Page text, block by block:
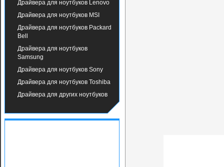
Драйвера для ноутбуков Lenovo
Драйвера для ноутбуков MSI
Драйвера для ноутбуков Packard
Bell
Драйвера для ноутбуков
Samsung
Драйвера для ноутбуков Sony
Драйвера для ноутбуков Toshiba
Драйвера для других ноутбуков